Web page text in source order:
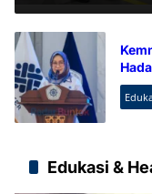
Edukasi &